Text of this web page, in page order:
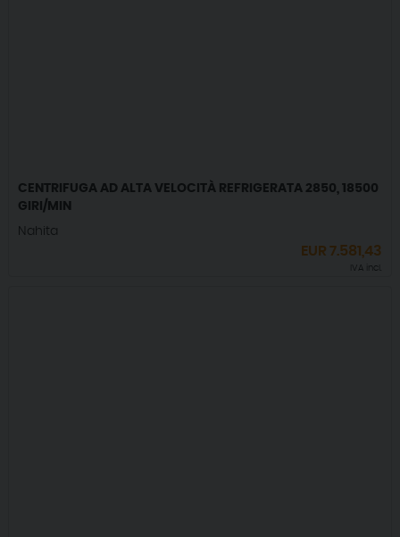
CENTRIFUGA AD ALTA VELOCITÀ REFRIGERATA 2850, 18500
GIRI/MIN
Nahita
EUR7.581,43
IVA incl.